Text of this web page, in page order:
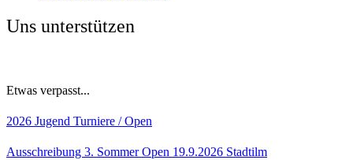
Uns unterstützen
Etwas verpasst...
2026 Jugend Turniere / Open
Ausschreibung 3. Sommer Open 19.9.2026 Stadtilm